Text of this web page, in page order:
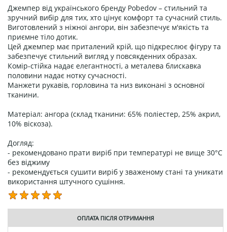
Джемпер від українського бренду Pobedov – стильний та
зручний вибір для тих, хто цінує комфорт та сучасний стиль.
Виготовлений з ніжної ангори, він забезпечує м'якість та
приємне тіло дотик.
Цей джемпер має приталений крій, що підкреслює фігуру та
забезпечує стильний вигляд у повсякденних образах.
Комір-стійка надає елегантності, а металева блискавка
половини надає нотку сучасності.
Манжети рукавів, горловина та низ виконані з основної
тканини.
Матеріал: ангора (склад тканини: 65% поліестер, 25% акрил,
10% віскоза).
Догляд:
- рекомендовано прати виріб при температурі не вище 30°C
без віджиму
- рекомендується сушити виріб у зваженому стані та уникати
використання штучного сушіння.
ОПЛАТА ПІСЛЯ ОТРИМАННЯ